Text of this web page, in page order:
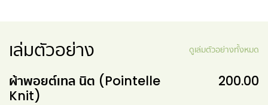
เล่มตัวอย่าง ดูเล่มตัวอย่างทั้งหมด
ผ้าพอยต์เทล นิต (Pointelle
Knit)
200.00